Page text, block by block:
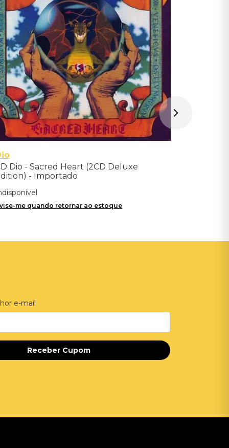
Dio - Sacred Heart (2CD Deluxe
- Importado
me quando retornar ao estoque
e-mail
Receber Cupom